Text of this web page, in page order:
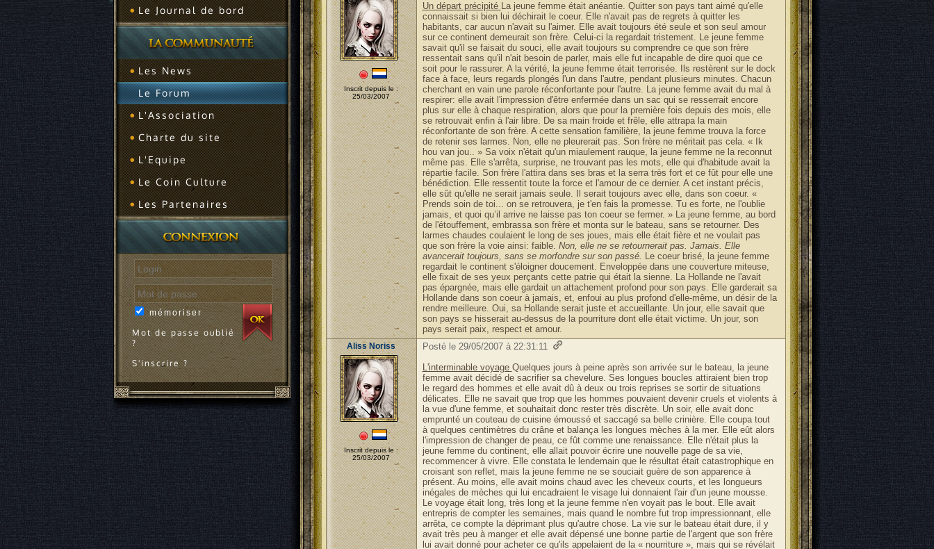
Le Journal de bord
Les News
Le Forum
L'Association
Charte du site
L'Equipe
Le Coin Culture
Les Partenaires
mémoriser
Mot de passe oublié
?
S'inscrire ?
Inscrit depuis le :
25/03/2007
Un départ précipité La jeune femme était anéantie. Quitter son pays tant aimé qu'elle
connaissait si bien lui déchirait le coeur. Elle n'avait pas de regrets à quitter les
habitants, car aucun n'avait su l'aimer. Elle avait toujours été seule et son seul amour
sur ce continent demeurait son frère. Celui-ci la regardait tristement. Le jeune femme
savait qu'il se faisait du souci, elle avait toujours su comprendre ce que son frère
ressentait sans qu'il n'ait besoin de parler, mais elle fut incapable de dire quoi que ce
soit pour le rassurer. A la vérité, la jeune femme était terrorisée. Ils restèrent sur le dock
face à face, leurs regards plongés l'un dans l'autre, pendant plusieurs minutes. Chacun
cherchant en vain une parole réconfortante pour l'autre. La jeune femme avait du mal à
respirer: elle avait l'impression d'être enfermée dans un sac qui se resserrait encore
plus sur elle à chaque respiration, alors que pour la première fois depuis des mois, elle
se retrouvait enfin à l'air libre. De sa main froide et frêle, elle attrapa la main
réconfortante de son frère. A cette sensation familière, la jeune femme trouva la force
de retenir ses larmes. Non, elle ne pleurerait pas. Son frère ne méritait pas cela. « Ik
hou van jou.. » Sa voix n'était qu'un miaulement rauque, la jeune femme ne la reconnut
même pas. Elle s'arrêta, surprise, ne trouvant pas les mots, elle qui d'habitude avait la
répartie facile. Son frère l'attira dans ses bras et la serra très fort et ce fût pour elle une
bénédiction. Elle ressentit toute la force et l'amour de ce dernier. A cet instant précis,
elle sût qu'elle ne serait jamais seule. Il serait toujours avec elle, dans son coeur. «
Prends soin de toi... on se retrouvera, je t'en fais la promesse. Tu es forte, ne l'oublie
jamais, et quoi qu’il arrive ne laisse pas ton coeur se fermer. » La jeune femme, au bord
de l'étouffement, embrassa son frère et monta sur le bateau, sans se retourner. Des
larmes chaudes coulaient le long de ses joues, mais elle était fière et ne voulait pas
que son frère la voie ainsi: faible. Non, elle ne se retournerait pas. Jamais. Elle
avancerait toujours, sans se morfondre sur son passé. Le coeur brisé, la jeune femme
regardait le continent s'éloigner doucement. Enveloppée dans une couverture miteuse,
elle fixait de ses yeux perçants cette patrie qui était la sienne. La Hollande ne l'avait
pas épargnée, mais elle gardait un attachement profond pour son pays. Elle garderait sa
Hollande dans son coeur à jamais, et, enfoui au plus profond d'elle-même, un désir de la
rendre meilleure. Oui, sa Hollande serait juste et accueillante. Un jour, elle savait que
son pays se hisserait au-dessus de la pourriture dont elle était victime. Un jour, son
pays serait paix, respect et amour.
Aliss Noriss
Inscrit depuis le :
25/03/2007
Posté le 29/05/2007 à 22:31:11
L'interminable voyage Quelques jours à peine après son arrivée sur le bateau, la jeune
femme avait décidé de sacrifier sa chevelure. Ses longues boucles attiraient bien trop
le regard des hommes et elle avait dû à deux ou trois reprises se sortir de situations
délicates. Elle ne savait que trop que les hommes pouvaient devenir cruels et violents à
la vue d'une femme, et souhaitait donc rester très discrète. Un soir, elle avait donc
emprunté un couteau de cuisine émoussé et saccagé sa belle crinière. Elle coupa tout
à quelques centimètres du crâne et balança les longues mèches à la mer. Elle eût alors
l'impression de changer de peau, ce fût comme une renaissance. Elle n'était plus la
jeune femme du continent, elle allait pouvoir écrire une nouvelle page de sa vie,
recommencer à vivre. Elle constata le lendemain que le résultat était catastrophique en
croisant son reflet, mais la jeune femme ne se souciait guère de son apparence à
présent. Au moins, elle avait moins chaud avec les cheveux courts, et les longueurs
inégales de mèches qui lui encadraient le visage lui donnaient l'air d'un jeune mousse.
Le voyage était long, très long et la jeune femme n'en voyait pas le bout. Elle avait
entrepris de compter les semaines, mais quand le nombre fut trop impressionnant, elle
arrêta, ce compte la déprimant plus qu'autre chose. La vie sur le bateau était dure, il y
avait très peu à manger et elle avait dépensé une bonne partie de l'argent que son frère
lui avait donné pour acheter ce qu'ils appelaient de la « nourriture », mais qui se révélait